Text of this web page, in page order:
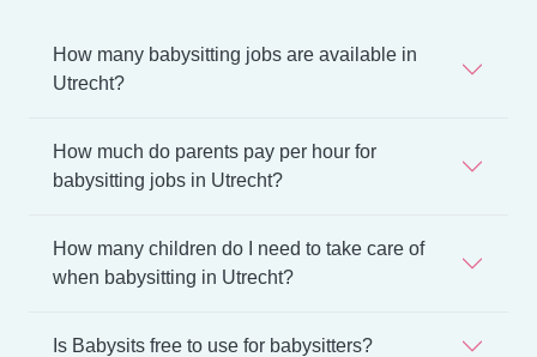
How many babysitting jobs are available in
Utrecht?
How much do parents pay per hour for
babysitting jobs in Utrecht?
How many children do I need to take care of
when babysitting in Utrecht?
Is Babysits free to use for babysitters?